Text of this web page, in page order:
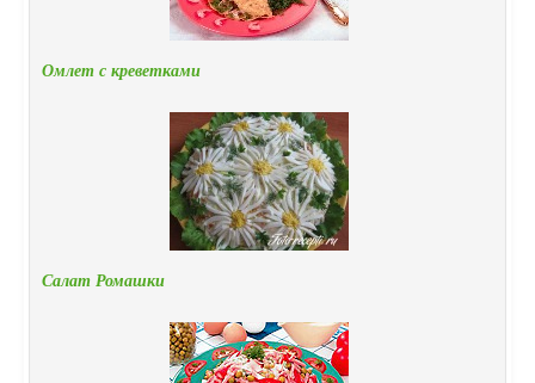
Омлет с креветками
Салат Ромашки